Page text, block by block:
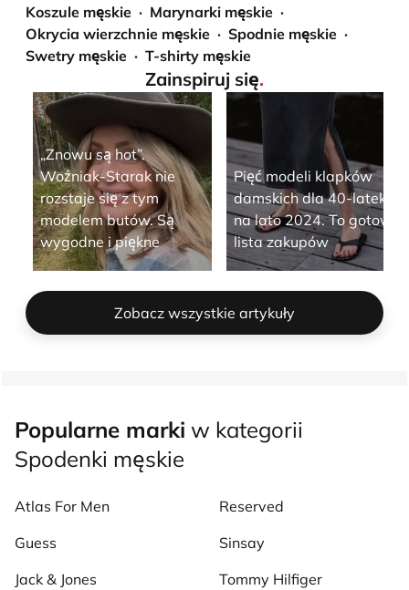
Koszule męskie
Marynarki męskie
Okrycia wierzchnie męskie
Spodnie męskie
Swetry męskie
T-shirty męskie
Zainspiruj się.
„Znowu są hot”.
Woźniak-Starak nie
rozstaje się z tym
modelem butów. Są
wygodne i piękne
Pięć modeli klapków
damskich dla 40-latek
na lato 2024. To gotowa
lista zakupów
Zobacz wszystkie artykuły
Popularne marki w kategorii
Spodenki męskie
Atlas For Men
Guess
Jack & Jones
Reserved
Sinsay
Tommy Hilfiger